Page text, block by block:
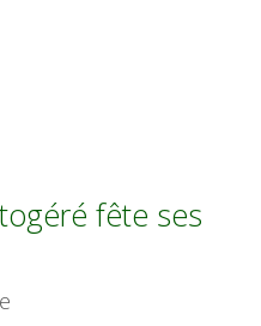
fête ses